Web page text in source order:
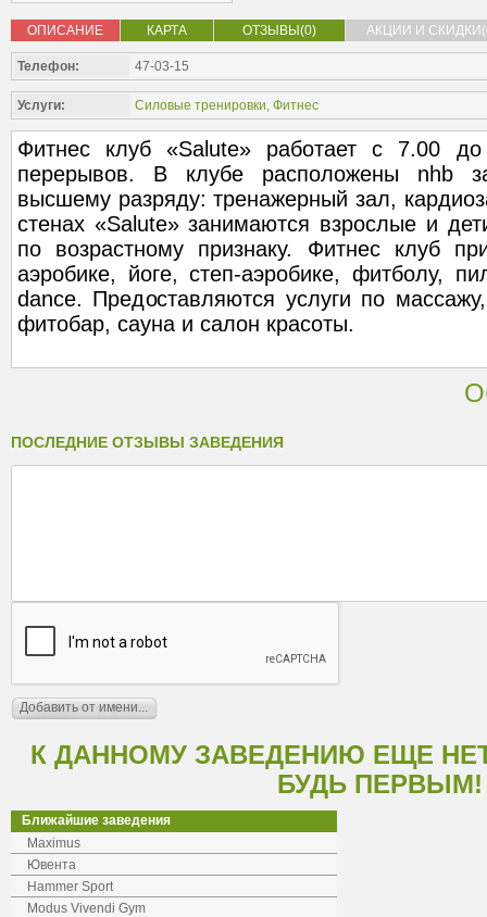
ОПИСАНИЕ КАРТА ОТЗЫВЫ(0) АКЦИИ И
Телефон: 47-03-15
Услуги: Силовые тренировки, Фитнес
Фитнес клуб «Salute» работает с 7.00
перерывов. В клубе расположены nhb
высшему разряду: тренажерный зал,
стенах «Salute» занимаются взрослые и
по возрастному признаку. Фитнес клуб
аэробике, йоге, степ-аэробике, фитболу,
dance. Предоставляются услуги по
фитобар, сауна и салон красоты.
ПОСЛЕДНИЕ ОТЗЫВЫ ЗАВЕДЕНИЯ
К ДАННОМУ ЗАВЕДЕНИЮ ЕЩЕ
БУДЬ ПЕРВЫМ!
Ближайшие заведения
Maximus
Ювента
Hammer Sport
Modus Vivendi Gym